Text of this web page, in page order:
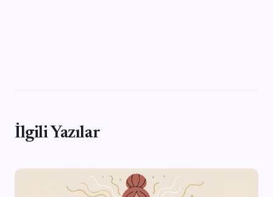
İlgili Yazılar